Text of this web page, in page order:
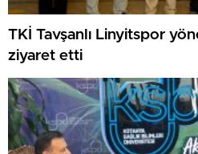
TKİ Tavşanlı Linyitspor
ziyaret etti